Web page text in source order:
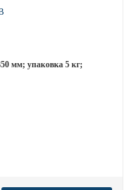
мм; упаковка 5 кг;